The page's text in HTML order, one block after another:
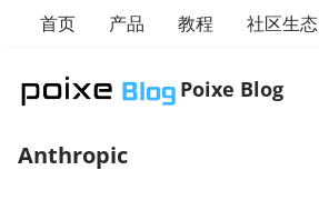
Poixe Blog
首页 产品 教程 社区生态
Anthropic